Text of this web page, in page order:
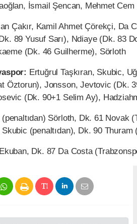
İsmail Şencan, Mehmet Cem
Çakır, Kamil Ahmet Çörekçi, Da
89 Yusuf Sarı), Ndiaye (Dk. 83
(Dk. 46 Guilherme), Sörloth
Ertuğrul Taşkıran, Skubic,
Öztorun), Jonsson, Jevtovic (Dk.
(Dk. 90+1 Selim Ay),
Sörloth, Dk. 61 Novak
(penaltıdan), Dk. 90
Dk. 87 Da Costa